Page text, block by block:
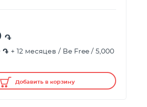
֏
֏ + 12 месяцев / Be Free / 5,000
Добавить в корзину